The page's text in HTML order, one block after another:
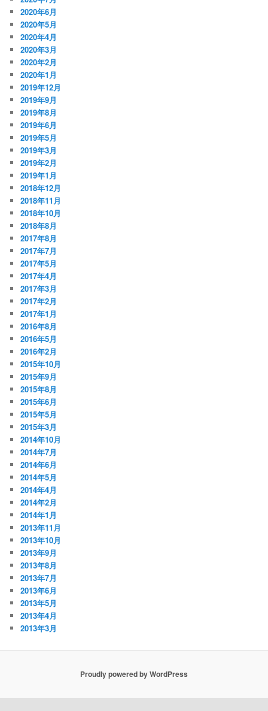
2020年6月
2020年5月
2020年4月
2020年3月
2020年2月
2020年1月
2019年12月
2019年9月
2019年8月
2019年6月
2019年5月
2019年3月
2019年2月
2019年1月
2018年12月
2018年11月
2018年10月
2018年8月
2017年8月
2017年7月
2017年5月
2017年4月
2017年3月
2017年2月
2017年1月
2016年8月
2016年5月
2016年2月
2015年10月
2015年9月
2015年8月
2015年6月
2015年5月
2015年3月
2014年10月
2014年7月
2014年6月
2014年5月
2014年4月
2014年2月
2014年1月
2013年11月
2013年10月
2013年9月
2013年8月
2013年7月
2013年6月
2013年5月
2013年4月
2013年3月
Proudly powered by WordPress